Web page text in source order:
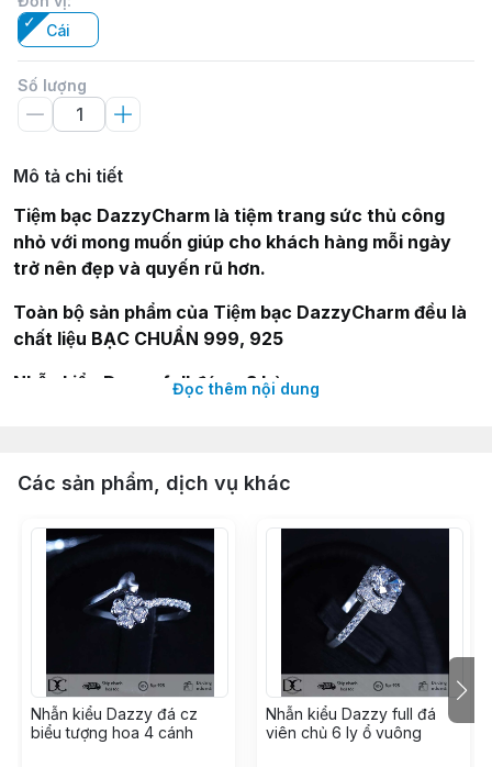
Cái
Số lượng
Mô tả chi tiết
Tiệm bạc DazzyCharm là tiệm trang sức thủ công
nhỏ với mong muốn giúp cho khách hàng mỗi ngày
trở nên đẹp và quyến rũ hơn.
Toàn bộ sản phẩm của Tiệm bạc DazzyCharm đều là
chất liệu BẠC CHUẨN 999, 925
Nhẫn kiểu Dazzy full đá cz 3 hàng
-- Nhẫn kiểu Dazzy full đá cz 3 hàng
-- Size nhẫn: 16mm
-- Chất liệu: Nhẫn được làm từ bạc nguyên chất, kết
hợp hội bạc cao cấp
-- Thiết kế: Tỉ mỉ, cá tính và thời trang, dễ dàng phối
Đọc thêm nội dung
Các sản phẩm, dịch vụ khác
Nhẫn kiểu Dazzy đá cz
biểu tượng hoa 4 cánh
Nhẫn kiểu Dazzy full đá
viên chủ 6 ly ổ vuông